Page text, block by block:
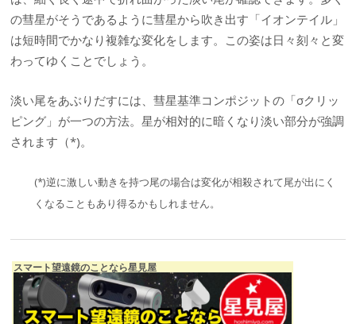
の彗星がそうであるように彗星から吹き出す「イオンテイル」
は短時間でかなり複雑な変化をします。この姿は日々刻々と変
わってゆくことでしょう。
淡い尾をあぶりだすには、彗星基準コンポジットの「σクリッ
ピング」が一つの方法。星が相対的に暗くなり淡い部分が強調
されます（*)。
(*)逆に激しい動きを持つ尾の場合は変化が相殺されて尾が出にく
くなることもあり得るかもしれません。
スマート望遠鏡のことなら星見屋